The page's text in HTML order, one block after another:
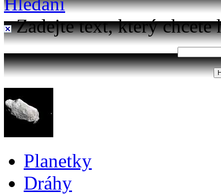
Zadejte text, který chcete
Planetky
Dráhy